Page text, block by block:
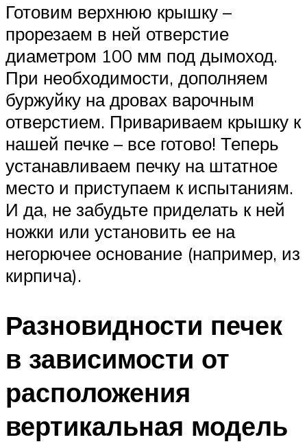
Готовим верхнюю крышку –
прорезаем в ней отверстие
диаметром 100 мм под дымоход.
При необходимости, дополняем
буржуйку на дровах варочным
отверстием. Привариваем крышку к
нашей печке – все готово! Теперь
устанавливаем печку на штатное
место и приступаем к испытаниям.
И да, не забудьте приделать к ней
ножки или установить ее на
негорючее основание (например, из
кирпича).
Разновидности печек
в зависимости от
расположения
вертикальная модель